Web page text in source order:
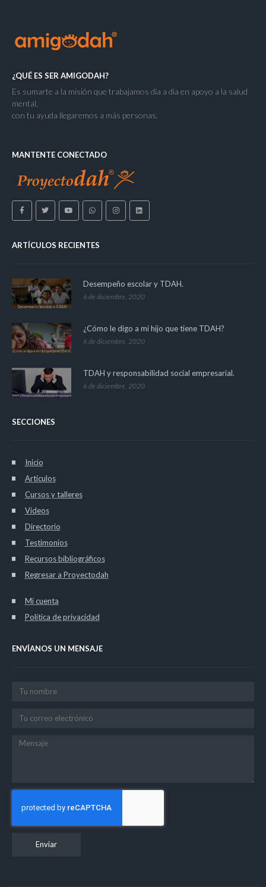
¿QUÉ ES SER AMIGODAH?
Es sumarte a la misión que trabajamos día a día en apoyo a la salud
mental,
con tu ayuda llegaremos a más personas.
MANTENTE CONECTADO
ARTÍCULOS RECIENTES
Desempeño escolar y TDAH.
6 de diciembre, 2020
¿Cómo le digo a mi hijo que tiene TDAH?
6 de diciembre, 2020
TDAH y responsabilidad social empresarial.
6 de diciembre, 2020
SECCIONES
Inicio
Artículos
Cursos y talleres
Videos
Directorio
Testimonios
Recursos bibliográficos
Regresar a Proyectodah
Mi cuenta
Política de privacidad
ENVÍANOS UN MENSAJE
Enviar